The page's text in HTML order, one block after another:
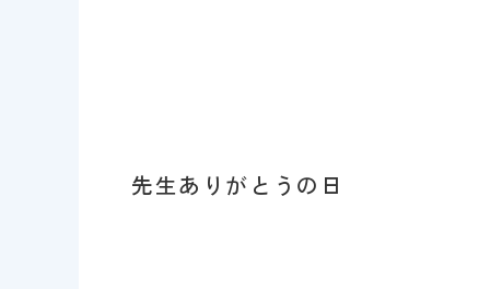
先生ありがとうの日